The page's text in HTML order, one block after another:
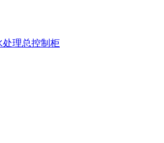
处理总控制柜